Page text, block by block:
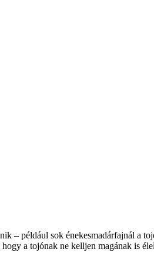
– például sok énekesmadárfajnál a
a tojónak ne kelljen magának is